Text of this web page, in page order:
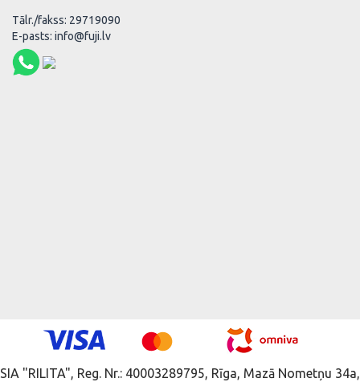
Tālr./fakss: 29719090
E-pasts: info@fuji.lv
SIA "RILITA", Reg. Nr.: 40003289795, Rīga, Mazā Nometņu 34a,